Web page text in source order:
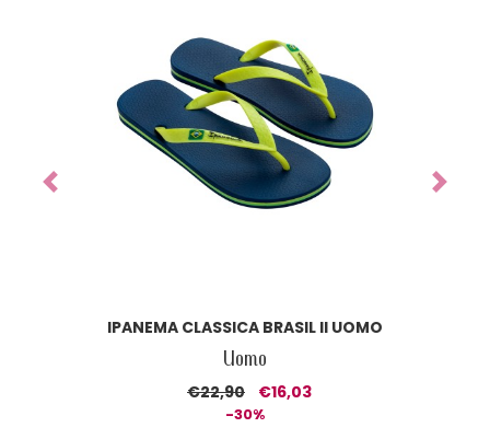
IPANEMA CLASSICA BRASIL II UOMO
Uomo
€22,90 €16,03
-30%
Previous Next